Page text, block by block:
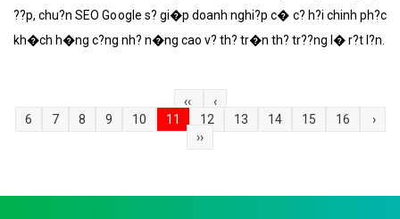
??p, chu?n SEO Google s? gi�p doanh nghi?p c� c? h?i chinh ph?c
kh�ch h�ng c?ng nh? n�ng cao v? th? tr�n th? tr??ng l� r?t l?n.
‹‹
‹
6
7 8 9 10 11 12 13 14 15 16
›
››